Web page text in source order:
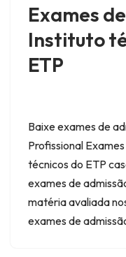
Exames
Instituto
ETP
Baixe exames de
Profissional
técnicos do ETP
exames de
matéria avaliada
exames de